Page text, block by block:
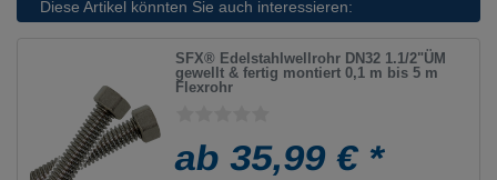
Diese Artikel könnten Sie auch interessieren:
SFX® Edelstahlwellrohr DN32 1.1/2"ÜM
gewellt & fertig montiert 0,1 m bis 5 m
Flexrohr
ab 35,99 € *